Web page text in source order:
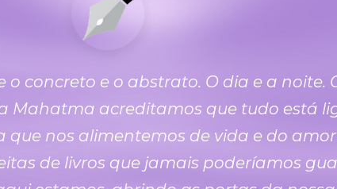
concreto e o abstrato. O dia e a noite.
Mahatma acreditamos que tudo está
que nos alimentemos de vida e do
de livros que jamais poderíamos